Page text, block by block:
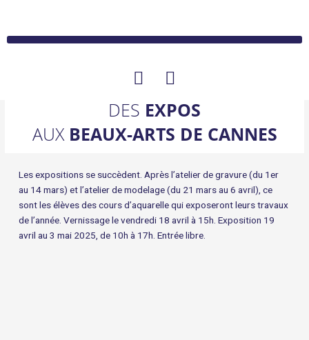
contenu
F
a
c
e
b
o
k
I
n
s
t
a
r
a
m
DES EXPOS
AUX BEAUX-ARTS DE CANNES
Les expositions se succèdent. Après l’atelier de gravure (du 1er
au 14 mars) et l’atelier de modelage (du 21 mars au 6 avril), ce
sont les élèves des cours d’aquarelle qui exposeront leurs travaux
de l’année. Vernissage le vendredi 18 avril à 15h. Exposition 19
avril au 3 mai 2025, de 10h à 17h. Entrée libre.